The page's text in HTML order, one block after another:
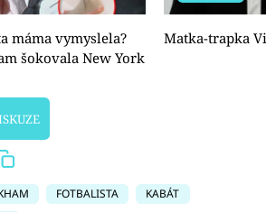
máma vymyslela?
šokovala New York
Matka-trapka
FOTBALISTA KABÁT